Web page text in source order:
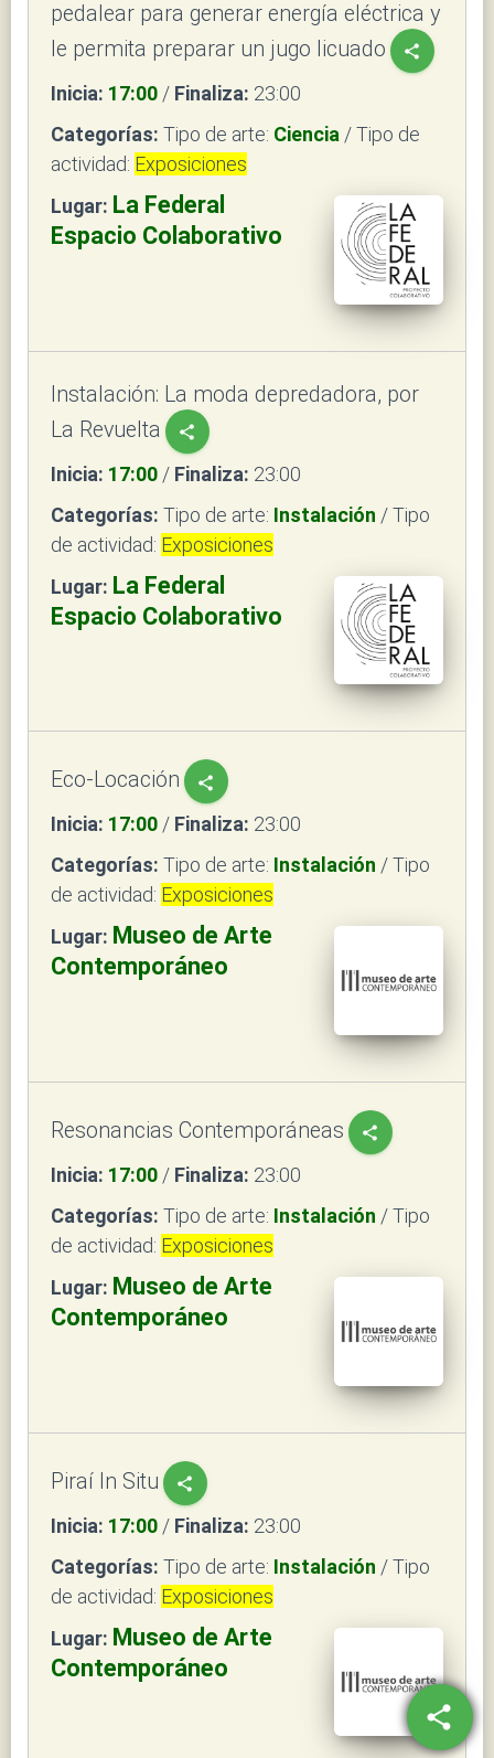
share
pedalear para generar energía eléctrica y
le permita preparar un jugo licuado
share
Inicia: 17:00 / Finaliza: 23:00
Categorías: Tipo de arte: Ciencia / Tipo de
actividad: Exposiciones
Lugar: La Federal
Espacio Colaborativo
Instalación: La moda depredadora, por
La Revuelta
share
Inicia: 17:00 / Finaliza: 23:00
Categorías: Tipo de arte: Instalación / Tipo
de actividad: Exposiciones
Lugar: La Federal
Espacio Colaborativo
Eco-Locación share
Inicia: 17:00 / Finaliza: 23:00
Categorías: Tipo de arte: Instalación / Tipo
de actividad: Exposiciones
Lugar: Museo de Arte
Contemporáneo
Resonancias Contemporáneas share
Inicia: 17:00 / Finaliza: 23:00
Categorías: Tipo de arte: Instalación / Tipo
de actividad: Exposiciones
Lugar: Museo de Arte
Contemporáneo
Piraí In Situ share
Inicia: 17:00 / Finaliza: 23:00
Categorías: Tipo de arte: Instalación / Tipo
de actividad: Exposiciones
Lugar: Museo de Arte
Contemporáneo